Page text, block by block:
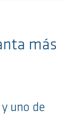
más
uno de